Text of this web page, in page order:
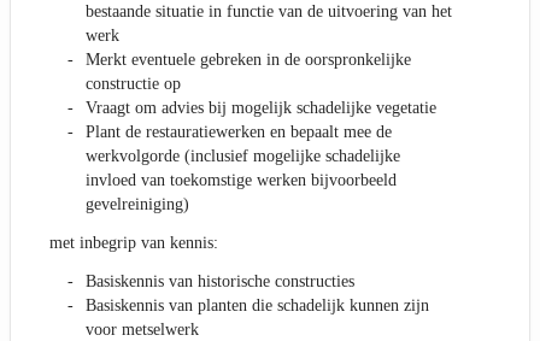
bestaande situatie in functie van de uitvoering van het
werk
Merkt eventuele gebreken in de oorspronkelijke
constructie op
Vraagt om advies bij mogelijk schadelijke vegetatie
Plant de restauratiewerken en bepaalt mee de
werkvolgorde (inclusief mogelijke schadelijke
invloed van toekomstige werken bijvoorbeeld
gevelreiniging)
met inbegrip van kennis:
Basiskennis van historische constructies
Basiskennis van planten die schadelijk kunnen zijn
voor metselwerk